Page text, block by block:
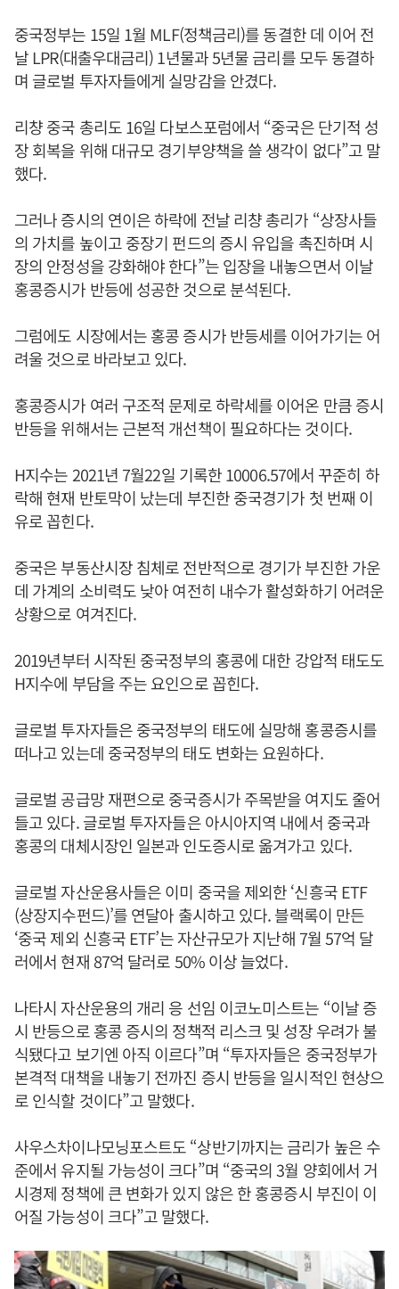
중국정부는 15일 1월 MLF(정책금리)를 동결한 데 이어 전
날 LPR(대출우대금리) 1년물과 5년물 금리를 모두 동결하
며 글로벌 투자자들에게 실망감을 안겼다.
리챵 중국 총리도 16일 다보스포럼에서 “중국은 단기적 성
장 회복을 위해 대규모 경기부양책을 쓸 생각이 없다”고 말
했다.
그러나 증시의 연이은 하락에 전날 리챵 총리가 “상장사들
의 가치를 높이고 중장기 펀드의 증시 유입을 촉진하며 시
장의 안정성을 강화해야 한다”는 입장을 내놓으면서 이날
홍콩증시가 반등에 성공한 것으로 분석된다.
그럼에도 시장에서는 홍콩 증시가 반등세를 이어가기는 어
려울 것으로 바라보고 있다.
홍콩증시가 여러 구조적 문제로 하락세를 이어온 만큼 증시
반등을 위해서는 근본적 개선책이 필요하다는 것이다.
H지수는 2021년 7월22일 기록한 10006.57에서 꾸준히 하
락해 현재 반토막이 났는데 부진한 중국경기가 첫 번째 이
유로 꼽힌다.
중국은 부동산시장 침체로 전반적으로 경기가 부진한 가운
데 가계의 소비력도 낮아 여전히 내수가 활성화하기 어려운
상황으로 여겨진다.
2019년부터 시작된 중국정부의 홍콩에 대한 강압적 태도도
H지수에 부담을 주는 요인으로 꼽힌다.
글로벌 투자자들은 중국정부의 태도에 실망해 홍콩증시를
떠나고 있는데 중국정부의 태도 변화는 요원하다.
글로벌 공급망 재편으로 중국증시가 주목받을 여지도 줄어
들고 있다. 글로벌 투자자들은 아시아지역 내에서 중국과
홍콩의 대체시장인 일본과 인도증시로 옮겨가고 있다.
글로벌 자산운용사들은 이미 중국을 제외한 ‘신흥국 ETF
(상장지수펀드)’를 연달아 출시하고 있다. 블랙록이 만든
‘중국 제외 신흥국 ETF’는 자산규모가 지난해 7월 57억 달
러에서 현재 87억 달러로 50% 이상 늘었다.
나타시 자산운용의 개리 응 선임 이코노미스트는 “이날 증
시 반등으로 홍콩 증시의 정책적 리스크 및 성장 우려가 불
식됐다고 보기엔 아직 이르다”며 “투자자들은 중국정부가
본격적 대책을 내놓기 전까진 증시 반등을 일시적인 현상으
로 인식할 것이다”고 말했다.
사우스차이나모닝포스트도 “상반기까지는 금리가 높은 수
준에서 유지될 가능성이 크다”며 “중국의 3월 양회에서 거
시경제 정책에 큰 변화가 있지 않은 한 홍콩증시 부진이 이
어질 가능성이 크다”고 말했다.